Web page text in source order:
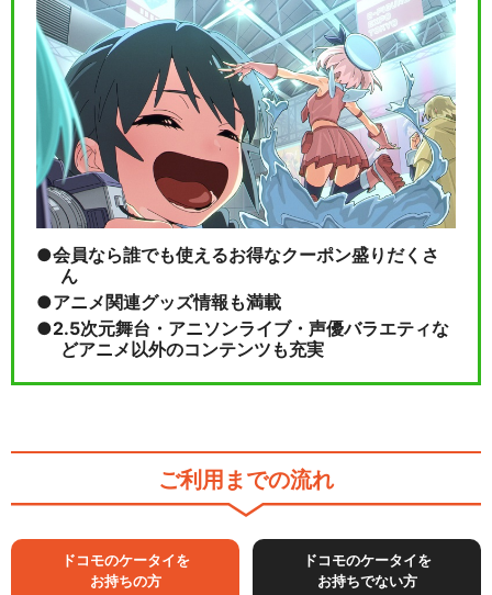
会員なら誰でも使えるお得なクーポン盛りだくさ
ん
アニメ関連グッズ情報も満載
2.5次元舞台・アニソンライブ・声優バラエティな
どアニメ以外のコンテンツも充実
ご利用までの流れ
ドコモのケータイを
お持ちの方
ドコモのケータイを
お持ちでない方